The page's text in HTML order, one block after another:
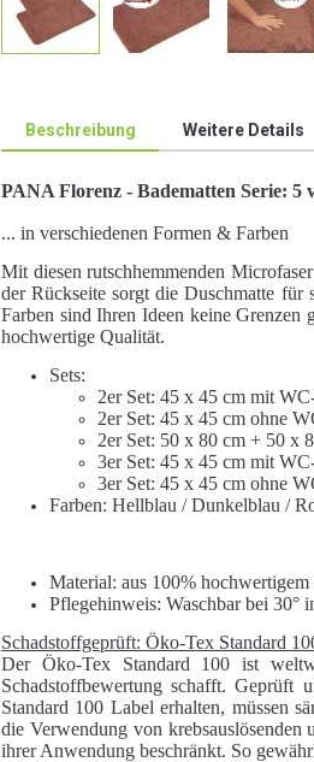
Beschreibung Weitere Details
PANA Florenz - Badematten Serie: 5
... in verschiedenen Formen & Farben
Mit diesen rutschhemmenden
der Rückseite sorgt die Duschmatte für
Farben sind Ihren Ideen keine Grenzen
hochwertige Qualität.
Sets:
2er Set: 45 x 45 cm mit
2er Set: 45 x 45 cm ohne
2er Set: 50 x 80 cm + 50 x
3er Set: 45 x 45 cm mit
3er Set: 45 x 45 cm ohne
Farben: Hellblau / Dunkelblau /
Material: aus 100%
Pflegehinweis: Waschbar bei 30°
Schadstoffgeprüft: Öko-Tex Standard
Der Öko-Tex Standard 100 ist
Schadstoffbewertung schafft. Geprüft
Standard 100 Label erhalten, müssen
die Verwendung von krebsauslösenden
ihrer Anwendung beschränkt. So